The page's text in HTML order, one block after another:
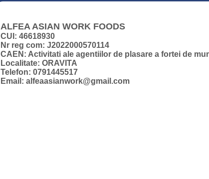
ALFEA ASIAN WORK FOODS
CUI: 46618930
Nr reg com: J2022000570114
CAEN: Activitati ale agentiilor de plasare a fortei de
Localitate: ORAVITA
Telefon: 0791445517
Email: alfeaasianwork@gmail.com